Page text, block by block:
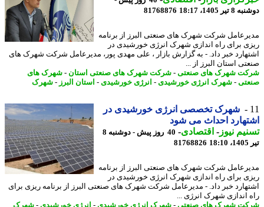
1405، 18:17
81768876
شرکت شهرک های صنعتی البرز از برنامه
برای راه اندازی شهرک انرژی خورشیدی در
خبر داد. - به گزارش بازار ، علی مهدی پور، مدیرعامل شرکت شهرک های
استان البرز از ...
شهرک های صنعتی-شرکت شهرک های صنعتی استان-شهرک های
-شهرک انرژی خورشیدی-انرژی خورشیدی-استان البرز -شهرک
شهرک تخصصی انرژی خورشیدی در
احداث می شود
نیوز-اقتصادی-
40 روز پیش - دوشنبه 8
81768826
شرکت شهرک های صنعتی البرز از برنامه
برای راه اندازی شهرک انرژی خورشیدی در
خبر داد. - مدیرعامل شرکت شهرک های صنعتی البرز از برنامه ریزی برای
اندازی شهرک انرژی ...
شهرک های صنعتی-شهرک انرژی خورشیدی-انرژی خورشیدی-شهرک